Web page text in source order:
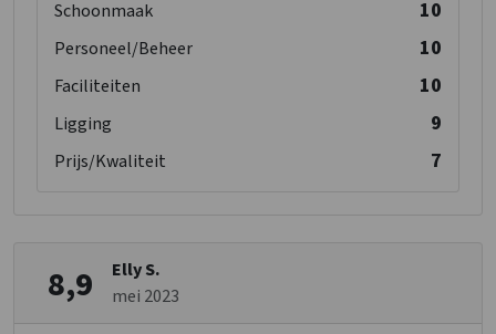
Schoonmaak 10
Personeel/Beheer 10
Faciliteiten 10
Ligging 9
Prijs/Kwaliteit 7
8,9
Elly S.
mei 2023